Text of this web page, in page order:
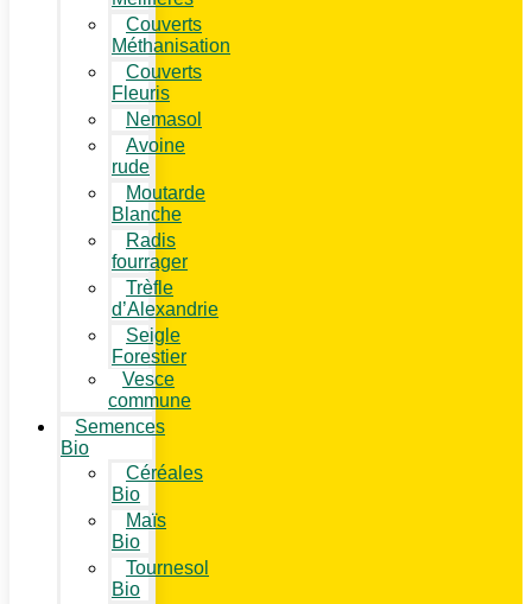
Couverts
Méthanisation
Couverts
Fleuris
Nemasol
Avoine
rude
Moutarde
Blanche
Radis
fourrager
Trèfle
d’Alexandrie
Seigle
Forestier
Vesce
commune
Semences
Bio
Céréales
Bio
Maïs
Bio
Tournesol
Bio